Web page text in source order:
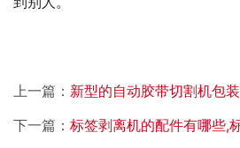
上一篇： 新型的自动胶带切割机包
下一篇： 标签剥离机的配件有哪些,